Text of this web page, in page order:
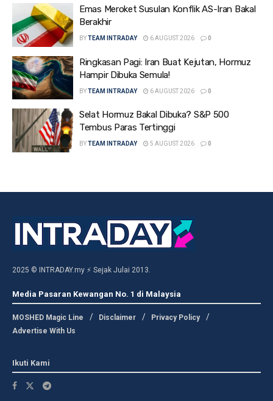
Emas Meroket Susulan Konflik AS-Iran Bakal
Berakhir
BYTEAM INTRADAY 6 AUGUST 2026 0
Ringkasan Pagi: Iran Buat Kejutan, Hormuz
Hampir Dibuka Semula!
BYTEAM INTRADAY 6 AUGUST 2026 0
Selat Hormuz Bakal Dibuka? S&P 500
Tembus Paras Tertinggi
BYTEAM INTRADAY 5 AUGUST 2026 0
2025 © INTRADAY.my ⚡ Sejak Julai 2013.
Media Pasaran Kewangan No. 1 di Malaysia
MOSHED Magic Line Disclaimer
Privacy Policy
Advertise With Us
Ikuti Kami